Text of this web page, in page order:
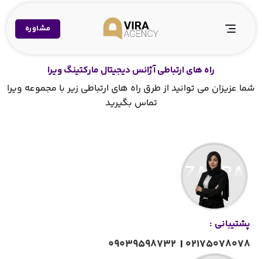
مشاوره
راه های ارتباطی آژانس دیجیتال مارکتینگ ویرا
شما عزیزان می توانید از طرق راه های ارتباطی زیر با مجموعه ویرا
تماس بگیرید
پشتیبانی :
۰۲۱۷۵۰۷۸۰۷۸ | ۰۹۰۳۹۵۹۸۷۳۲